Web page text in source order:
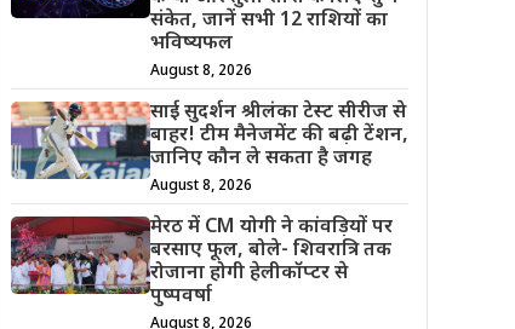
संकेत, जानें सभी 12 राशियों का
भविष्यफल
August 8, 2026
साई सुदर्शन श्रीलंका टेस्ट सीरीज से
बाहर! टीम मैनेजमेंट की बढ़ी टेंशन,
जानिए कौन ले सकता है जगह
August 8, 2026
मेरठ में CM योगी ने कांवड़ियों पर
बरसाए फूल, बोले- शिवरात्रि तक
रोजाना होगी हेलीकॉप्टर से
पुष्पवर्षा
August 8, 2026